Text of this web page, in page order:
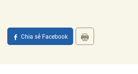
Chia sẻ Facebook